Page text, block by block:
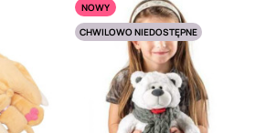
NOWY
CHWILOWO NIEDOSTĘPNE